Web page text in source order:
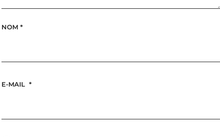
NOM *
E-MAIL *